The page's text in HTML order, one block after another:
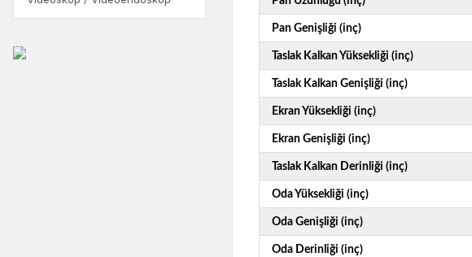
Pan Genişliği (inç)
Taslak Kalkan Yüksekliği (inç)
Taslak Kalkan Genişliği (inç)
Ekran Yüksekliği (inç)
Ekran Genişliği (inç)
Taslak Kalkan Derinliği (inç)
Oda Yüksekliği (inç)
Oda Genişliği (inç)
Oda Derinliği (inç)